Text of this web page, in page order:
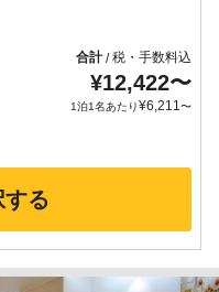
合計/税・手数料込
¥12,422〜
1泊1名あたり¥6,211〜
する